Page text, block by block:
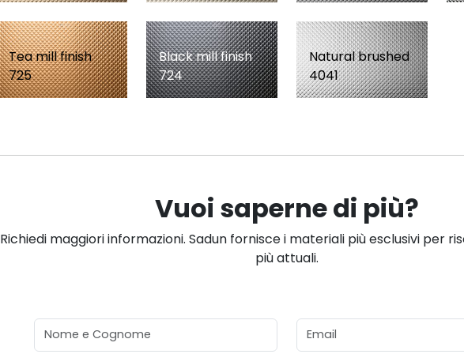
Tea mill finish
725
Black mill finish
724
Natural brushed
4041
Vuoi saperne di più?
Richiedi maggiori informazioni. Sadun fornisce i materiali più esclusivi per
più attuali.
Nome e Cognome Email